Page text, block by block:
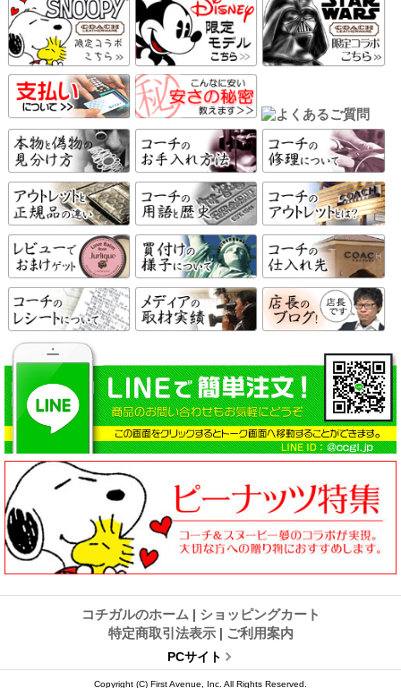
コチガルのホーム | ショッピングカート
特定商取引法表示 | ご利用案内
PCサイト
Copyright (C) First Avenue, Inc. All Rights Reserved.